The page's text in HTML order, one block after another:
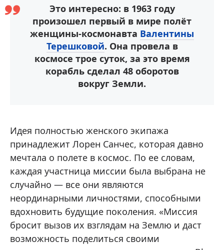
Это интересно: в 1963 году
произошел первый в мире полёт
женщины-космонавта Валентины
Терешковой. Она провела в
космосе трое суток, за это время
корабль сделал 48 оборотов
вокруг Земли.
Идея полностью женского экипажа
принадлежит Лорен Санчес, которая давно
мечтала о полете в космос. По ее словам,
каждая участница миссии была выбрана не
случайно — все они являются
неординарными личностями, способными
вдохновить будущие поколения. «Миссия
бросит вызов их взглядам на Землю и даст
возможность поделиться своими